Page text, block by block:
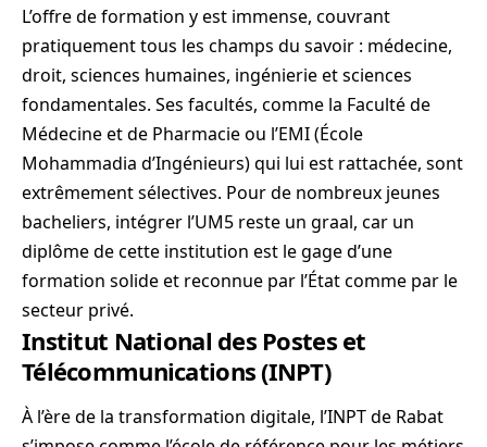
L’offre de formation y est immense, couvrant
pratiquement tous les champs du savoir : médecine,
droit, sciences humaines, ingénierie et sciences
fondamentales. Ses facultés, comme la Faculté de
Médecine et de Pharmacie ou l’EMI (École
Mohammadia d’Ingénieurs) qui lui est rattachée, sont
extrêmement sélectives. Pour de nombreux jeunes
bacheliers, intégrer l’UM5 reste un graal, car un
diplôme de cette institution est le gage d’une
formation solide et reconnue par l’État comme par le
secteur privé.
Institut National des Postes et
Télécommunications (INPT)
À l’ère de la transformation digitale, l’INPT de Rabat